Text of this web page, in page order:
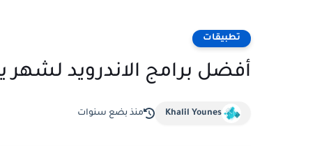
تطبيقات
أفضل برامج الاندرويد لشهر يناير 2020 -
Khalil Younes منذ بضع سنوات